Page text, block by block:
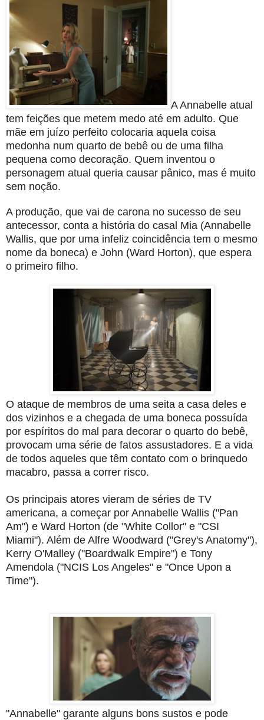
A Annabelle atual
tem feições que metem medo até em adulto. Que
mãe em juízo perfeito colocaria aquela coisa
medonha num quarto de bebê ou de uma filha
pequena como decoração. Quem inventou o
personagem atual queria causar pânico, mas é muito
sem noção.
A produção, que vai de carona no sucesso de seu
antecessor, conta a história do casal Mia (Annabelle
Wallis, que por uma infeliz coincidência tem o mesmo
nome da boneca) e John (Ward Horton), que espera
o primeiro filho.
O ataque de membros de uma seita a casa deles e
dos vizinhos e a chegada de uma boneca possuída
por espíritos do mal para decorar o quarto do bebê,
provocam uma série de fatos assustadores. E a vida
de todos aqueles que têm contato com o brinquedo
macabro, passa a correr risco.
Os principais atores vieram de séries de TV
americana, a começar por Annabelle Wallis ("Pan
Am") e Ward Horton (de "White Collor" e "CSI
Miami"). Além de Alfre Woodward ("Grey's Anatomy"),
Kerry O'Malley ("Boardwalk Empire") e Tony
Amendola ("NCIS Los Angeles" e "Once Upon a
Time").
"Annabelle" garante alguns bons sustos e pode